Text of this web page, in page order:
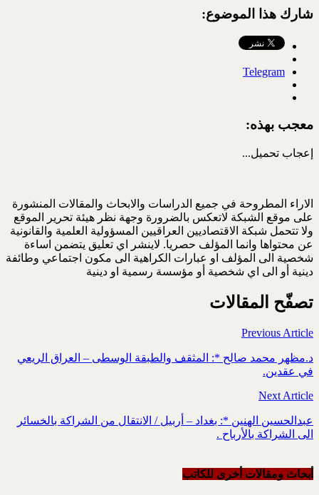
شارك هذا الموضوع:
Telegram
معجب بهذه:
إعجاب تحميل...
الاراء المطروحة في جميع الدراسات والابحاث والمقالات المنشورة
على موقع الشبكة لاتعكس بالضرورة وجهة نظر هيئة تحرير الموقع
ولا تتحمل شبكة الاقتصاديين العراقيين المسؤولية العلمية والقانونية
عن محتواها وانما المؤلف حصريا. لاينشر اي تعليق يتضمن اساءة
شخصية الى المؤلف او عبارات الكراهية الى مكون اجتماعي وطائفة
دينية أو الى اي شخصية أو مؤسسة رسمية او دينية
تصفّح المقالات
Previous Article
د.مظهر محمد صالح *: المثقف والطبقة الوسطى – العراق الريعي
في عقدين.
Next Article
عبدالحسين الهنين *: بغداد – أربيل / الانتقال من الشراكة بالخسائر
الى الشراكة بالأرباح .
أبحاث ومقالات أخرى للکاتب